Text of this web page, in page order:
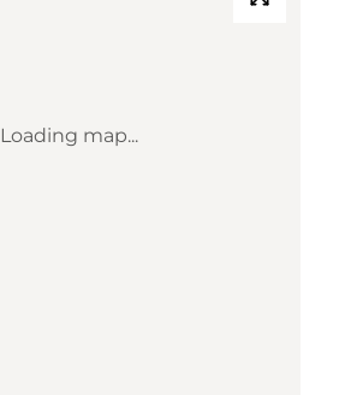
Loading map...